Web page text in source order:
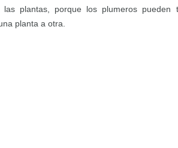
plantas, porque los plumeros pueden
planta a otra.